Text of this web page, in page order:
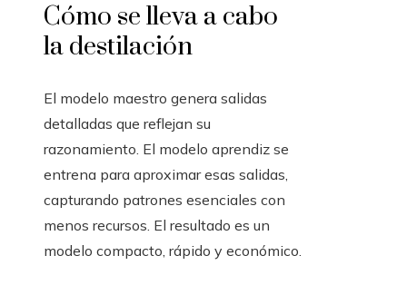
Cómo se lleva a cabo
la destilación
El modelo maestro genera salidas
detalladas que reflejan su
razonamiento. El modelo aprendiz se
entrena para aproximar esas salidas,
capturando patrones esenciales con
menos recursos. El resultado es un
modelo compacto, rápido y económico.